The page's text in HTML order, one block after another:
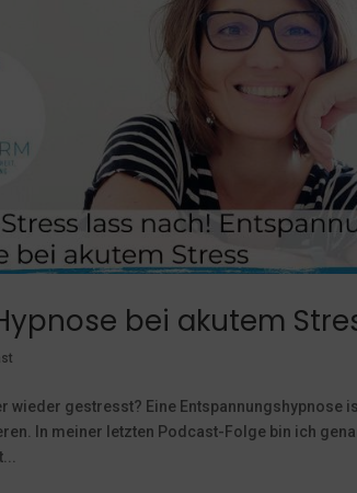
bei akutem
wieder gestresst? Eine Entspannungshypnose
In meiner letzten Podcast-Folge bin ich